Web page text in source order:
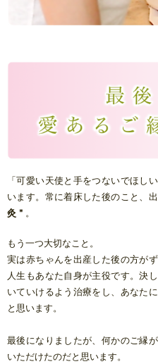
「可愛い天使と手をつないでほし
います。常に着床した後のこと、
灸＂ 。
もう一つ大切なこと。
実は赤ちゃんを出産した後の方が
人生もあなた自身が主役です。決
いていけるよう 治療をし、あなた
と思います。
最後になりましたが、何かのご縁
いただけたのだと思います。